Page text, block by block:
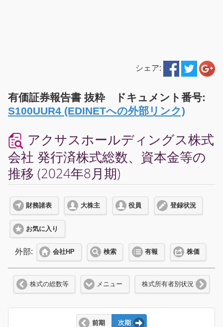
シェア:
有価証券報告書 抜粋 ドキュメント番号:
S100UUR4 (EDINETへの外部リンク)
アクサスホールディングス株式
会社 発行済株式総数、資本金等の
推移 (2024年8月期)
財務諸表 大株主 役員 登録状況
お気に入り
外部: 会社HP 検索 有報 株価
株式の総数等 メニュー 株式所有者別状況
前期 次期